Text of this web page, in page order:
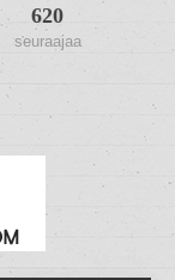
620
seuraajaa